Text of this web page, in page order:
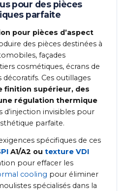
pour des pièces
parfaite
pour pièces d’aspect
des pièces destinées à
façades
cosmétiques, écrans de
Ces outillages
finition supérieur, des
régulation thermique
d’injection invisibles pour
parfaite.
spécifiques de ces
A1/A2 ou texture VDI
pour effacer les
cooling pour éliminer
spécialisés dans la